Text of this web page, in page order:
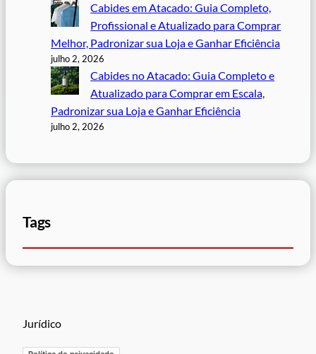
Cabides em Atacado: Guia Completo,
Profissional e Atualizado para Comprar
Melhor, Padronizar sua Loja e Ganhar Eficiência
julho 2, 2026
Cabides no Atacado: Guia Completo e
Atualizado para Comprar em Escala,
Padronizar sua Loja e Ganhar Eficiência
julho 2, 2026
Tags
Jurídico